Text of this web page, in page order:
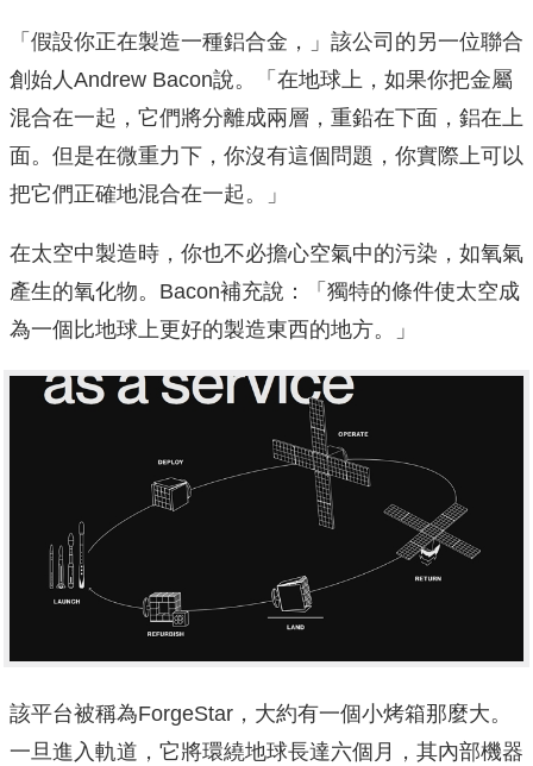
「假設你正在製造一種鋁合金，」該公司的另一位聯合
創始人Andrew Bacon說。「在地球上，如果你把金屬
混合在一起，它們將分離成兩層，重鉛在下面，鋁在上
面。但是在微重力下，你沒有這個問題，你實際上可以
把它們正確地混合在一起。」
在太空中製造時，你也不必擔心空氣中的污染，如氧氣
產生的氧化物。Bacon補充說：「獨特的條件使太空成
為一個比地球上更好的製造東西的地方。」
該平台被稱為ForgeStar，大約有一個小烤箱那麼大。
一旦進入軌道，它將環繞地球長達六個月，其內部機器